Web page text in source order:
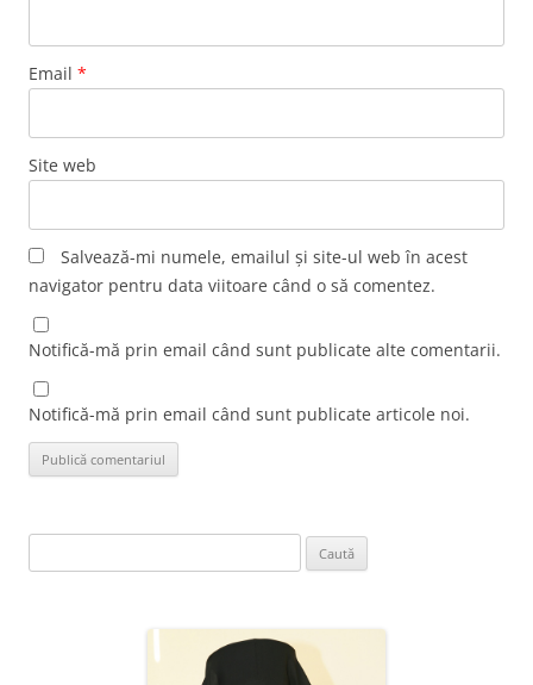
Email *
Site web
Salvează-mi numele, emailul și site-ul web în acest
navigator pentru data viitoare când o să comentez.
Notifică-mă prin email când sunt publicate alte comentarii.
Notifică-mă prin email când sunt publicate articole noi.
după: